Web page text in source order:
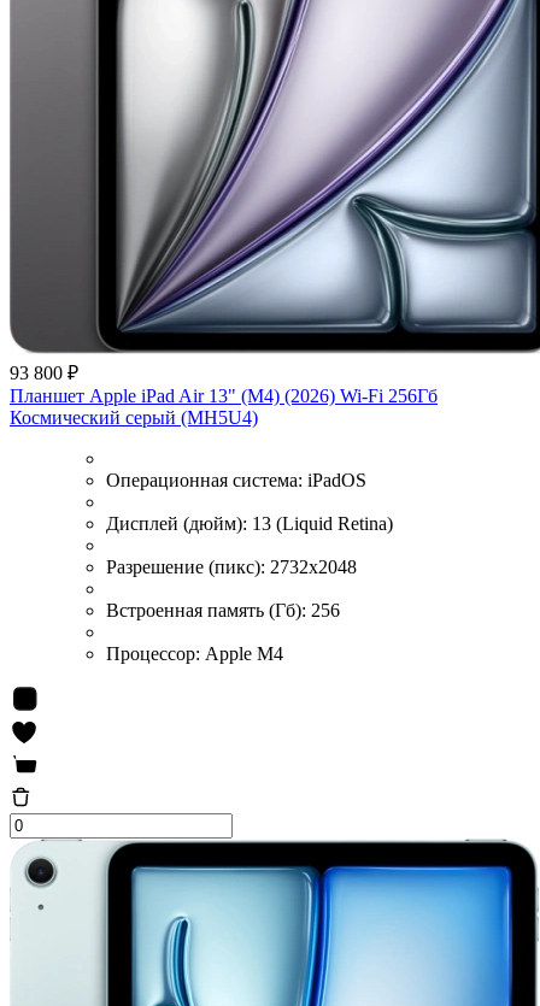
93 800 ₽
Планшет Apple iPad Air 13" (M4) (2026) Wi-Fi 256Гб
Космический серый (MH5U4)
Операционная система: iPadOS
Дисплей (дюйм): 13 (Liquid Retina)
Разрешение (пикс): 2732x2048
Встроенная память (Гб): 256
Процессор: Apple M4